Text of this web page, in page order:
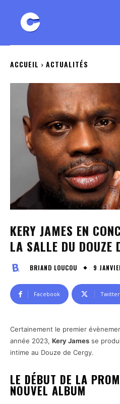
ACCUEIL ACTUALITÉS
KERY JAMES EN
LA SALLE DU DOUZE
BRIAND LOUCOU 9
Facebook Twitter
Certainement le premier
année 2023, Kery James se
intime au Douze de Cergy.
LE DÉBUT DE LA
NOUVEL ALBUM